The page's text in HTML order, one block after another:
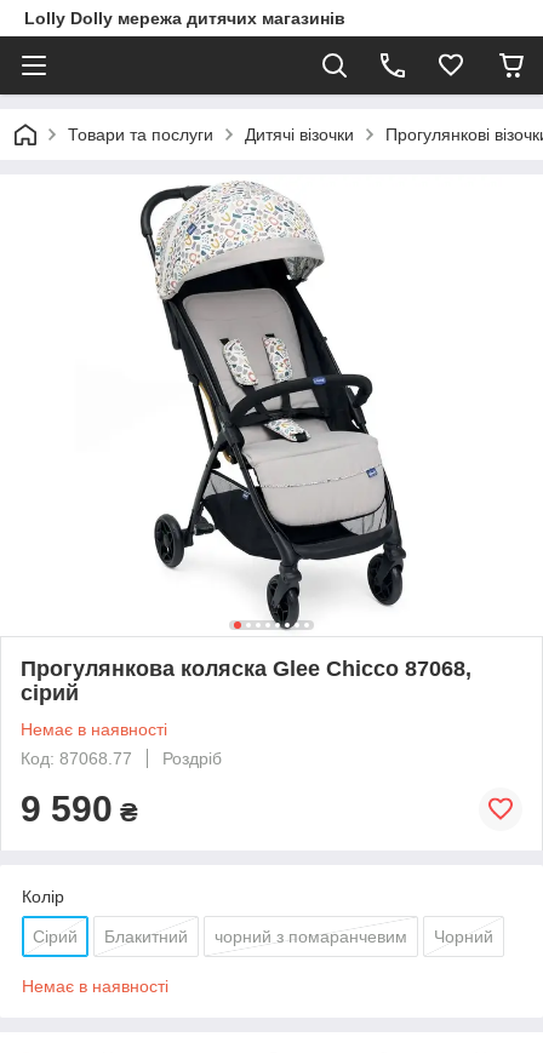
Lolly Dolly мережа дитячих магазинів
Товари та послуги Дитячі візочки Прогулянкові
Прогулянкова коляска Glee Chicco 87068,
сірий
Немає в наявності
Код: 87068.77
Роздріб
9 590 ₴
Колір
Сірий Блакитний чорний з помаранчевим Чорний
Немає в наявності